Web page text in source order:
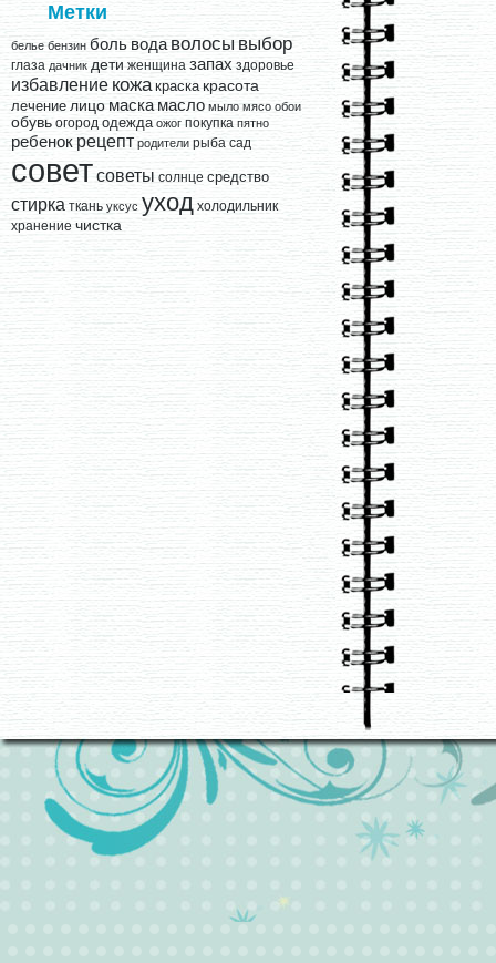
Метки
белье бензин боль вода волосы выбор
глаза дачник дети женщина запах здоровье
избавление кожа краска красота
лечение лицо маска масло мыло мясо обои
обувь огород одежда ожог покупка пятно
ребенок рецепт родители рыба сад
советсоветы солнце средство
стирка ткань уксус уход холодильник
хранение чистка